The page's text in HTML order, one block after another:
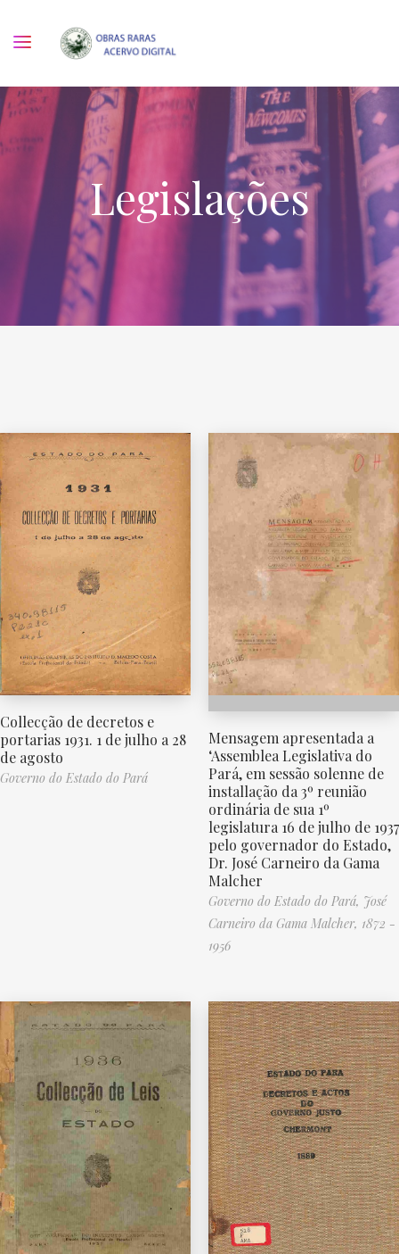
Legislações
Collecção de decretos e
portarias 1931. 1 de julho a 28
de agosto
Governo do Estado do Pará
Mensagem apresentada a
‘Assemblea Legislativa do
Pará, em sessão solenne de
installação da 3º reunião
ordinária de sua 1º
legislatura 16 de julho de 1937
pelo governador do Estado,
Dr. José Carneiro da Gama
Malcher
Governo do Estado do Pará, José
Carneiro da Gama Malcher, 1872 -
1956